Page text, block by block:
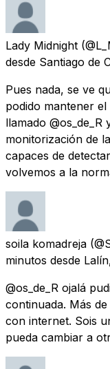
Lady Midnight
desde Santiago de
Pues nada, se ve
podido mantener
llamado
monitorización de
capaces de
volvemos a la
soila komadreja
minutos desde
@os_de_R ojalá
continuada. Más
con internet. Sois
pueda cambiar a